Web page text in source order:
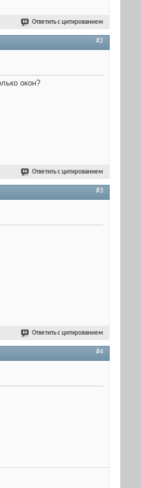
Ответить с цитированием
#2
окон?
Ответить с цитированием
#3
Ответить с цитированием
#4